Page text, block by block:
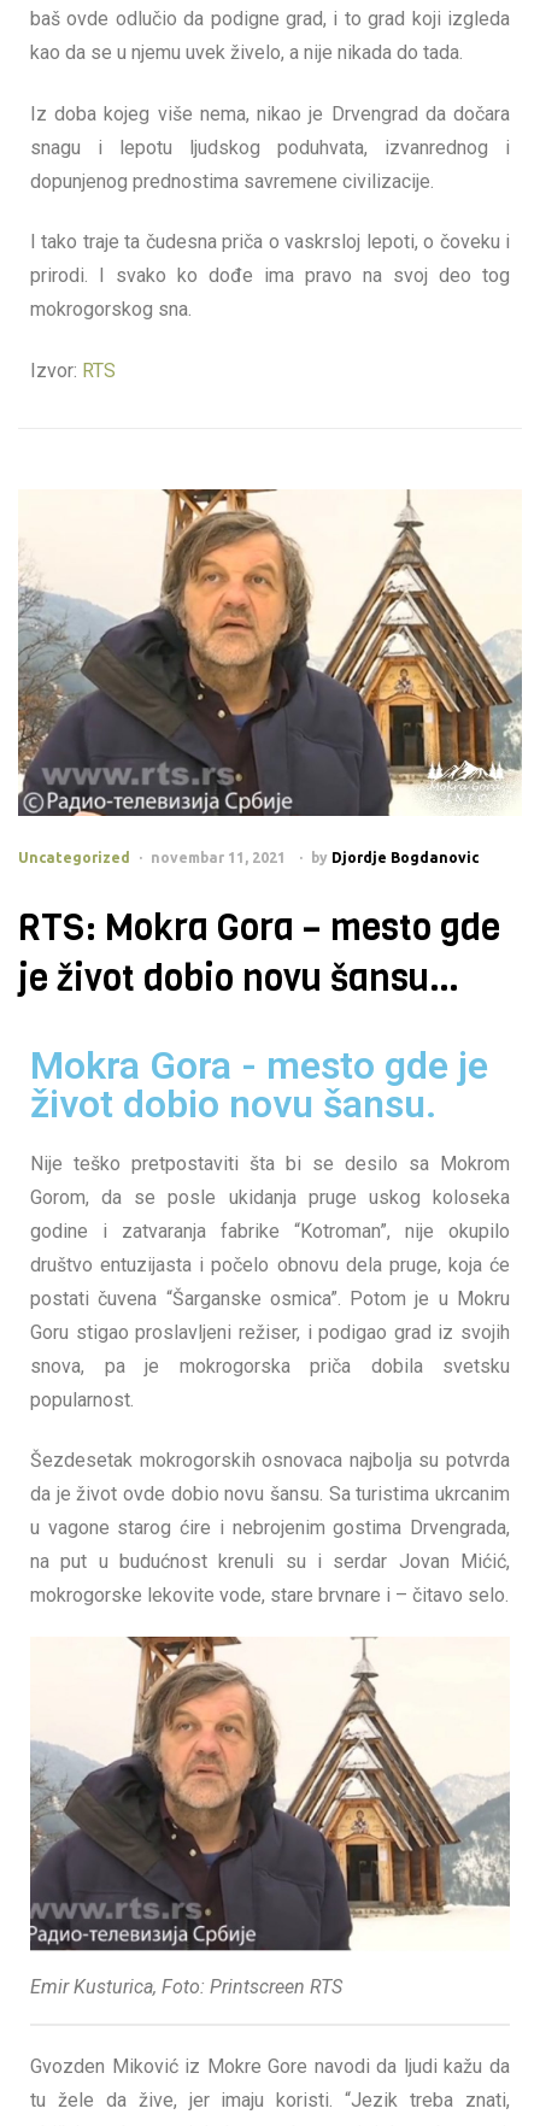
baš ovde odlučio da podigne grad, i to grad koji izgleda
kao da se u njemu uvek živelo, a nije nikada do tada.
Iz doba kojeg više nema, nikao je Drvengrad da dočara
snagu i lepotu ljudskog poduhvata, izvanrednog i
dopunjenog prednostima savremene civilizacije.
I tako traje ta čudesna priča o vaskrsloj lepoti, o čoveku i
prirodi. I svako ko dođe ima pravo na svoj deo tog
mokrogorskog sna.
Izvor: RTS
Uncategorized novembar 11, 2021 by Djordje Bogdanovic
RTS: Mokra Gora – mesto gde
je život dobio novu šansu…
Mokra Gora - mesto gde je
život dobio novu šansu.
Nije teško pretpostaviti šta bi se desilo sa Mokrom
Gorom, da se posle ukidanja pruge uskog koloseka
godine i zatvaranja fabrike “Kotroman”, nije okupilo
društvo entuzijasta i počelo obnovu dela pruge, koja će
postati čuvena “Šarganske osmica”. Potom je u Mokru
Goru stigao proslavljeni režiser, i podigao grad iz svojih
snova, pa je mokrogorska priča dobila svetsku
popularnost.
Šezdesetak mokrogorskih osnovaca najbolja su potvrda
da je život ovde dobio novu šansu. Sa turistima ukrcanim
u vagone starog ćire i nebrojenim gostima Drvengrada,
na put u budućnost krenuli su i serdar Jovan Mićić,
mokrogorske lekovite vode, stare brvnare i – čitavo selo.
Emir Kusturica, Foto: Printscreen RTS
Gvozden Miković iz Mokre Gore navodi da ljudi kažu da
tu žele da žive, jer imaju koristi. “Jezik treba znati,